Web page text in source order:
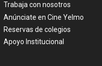
Trabaja con nosotros
Anúnciate en Cine Yelmo
Reservas de colegios
Apoyo Institucional